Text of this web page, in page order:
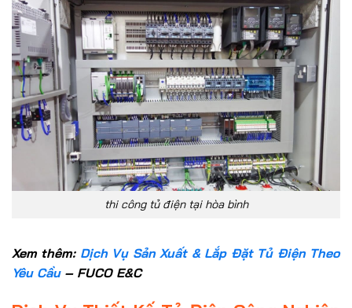
thi công tủ điện tại hòa bình
Xem thêm: Dịch Vụ Sản Xuất & Lắp Đặt Tủ Điện Theo
Yêu Cầu– FUCO E&C